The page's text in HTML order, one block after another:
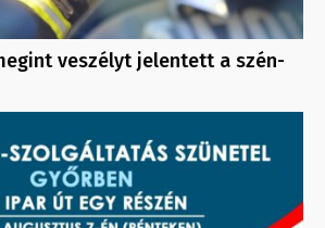
veszélyt jelentett a szén-